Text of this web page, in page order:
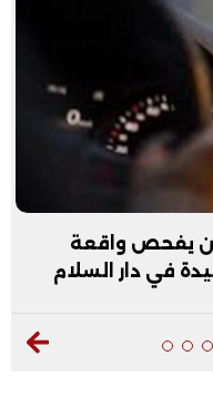
يفحص واقعة
في دار السلام